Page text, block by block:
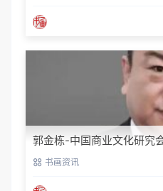
郭金栋-中国商业文化研究
书画资讯